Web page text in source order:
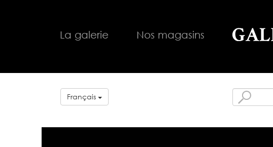
La galerie Nos magasins
Français